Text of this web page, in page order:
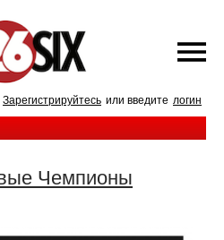
Зарегистрируйтесь или введите логин
Чемпионы